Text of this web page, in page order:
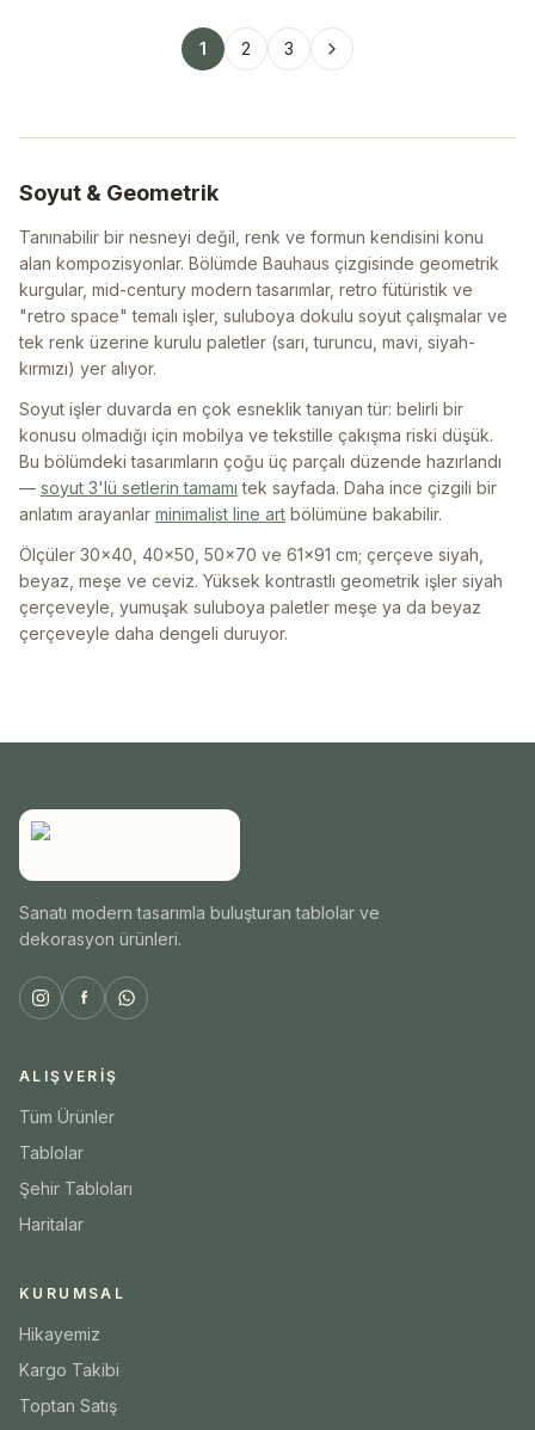
1 2 3
Soyut & Geometrik
Tanınabilir bir nesneyi değil, renk ve formun kendisini konu
alan kompozisyonlar. Bölümde Bauhaus çizgisinde geometrik
kurgular, mid-century modern tasarımlar, retro fütüristik ve
"retro space" temalı işler, suluboya dokulu soyut çalışmalar ve
tek renk üzerine kurulu paletler (sarı, turuncu, mavi, siyah-
kırmızı) yer alıyor.
Soyut işler duvarda en çok esneklik tanıyan tür: belirli bir
konusu olmadığı için mobilya ve tekstille çakışma riski düşük.
Bu bölümdeki tasarımların çoğu üç parçalı düzende hazırlandı
— soyut 3'lü setlerin tamamı tek sayfada. Daha ince çizgili bir
anlatım arayanlar minimalist line art bölümüne bakabilir.
Ölçüler 30x40, 40x50, 50x70 ve 61x91 cm; çerçeve siyah,
beyaz, meşe ve ceviz. Yüksek kontrastlı geometrik işler siyah
çerçeveyle, yumuşak suluboya paletler meşe ya da beyaz
çerçeveyle daha dengeli duruyor.
Sanatı modern tasarımla buluşturan tablolar ve
dekorasyon ürünleri.
ALIŞVERIŞ
Tüm Ürünler
Tablolar
Şehir Tabloları
Haritalar
KURUMSAL
Hikayemiz
Kargo Takibi
Toptan Satış